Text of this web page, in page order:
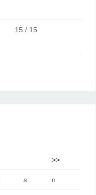
15 / 15
>>
s n